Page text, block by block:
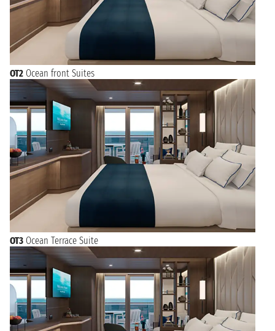
OT2 Ocean front Suites
OT3 Ocean Terrace Suite